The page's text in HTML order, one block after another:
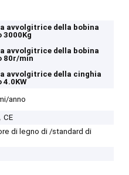
avvolgitrice della bobina
3000Kg
avvolgitrice della bobina
80r/min
avvolgitrice della cinghia
4.0KW
anno
CE
di legno di /standard di